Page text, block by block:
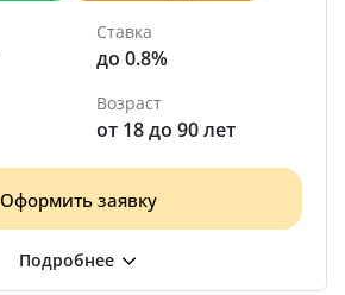
Ставка
до 0.8%
Возраст
от 18 до 90 лет
Оформить заявку